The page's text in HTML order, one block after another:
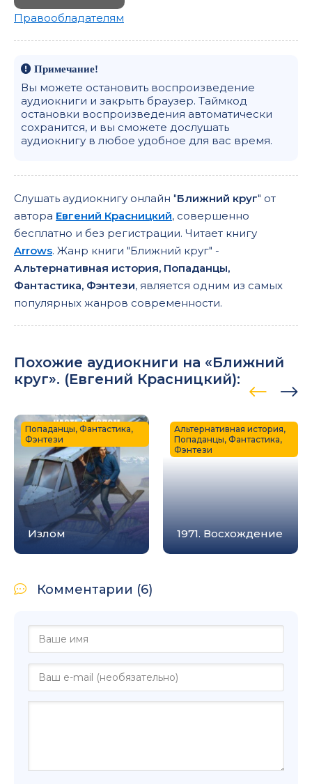
Правообладателям
Примечание!
Вы можете остановить воспроизведение
аудиокниги и закрыть браузер. Таймкод
остановки воспроизведения автоматически
сохранится, и вы сможете дослушать
аудиокнигу в любое удобное для вас время.
Слушать аудиокнигу онлайн "Ближний круг" от
автора Евгений Красницкий, совершенно
бесплатно и без регистрации. Читает книгу
Arrows. Жанр книги "Ближний круг" -
Альтернативная история, Попаданцы,
Фантастика, Фэнтези, является одним из самых
популярных жанров современности.
Похожие аудиокниги на «Ближний
круг». (Евгений Красницкий):
Излом
Попаданцы, Фантастика,
Фэнтези
1971. Восхождение
Альтернативная история,
Попаданцы, Фантастика,
Фэнтези
Комментарии (6)